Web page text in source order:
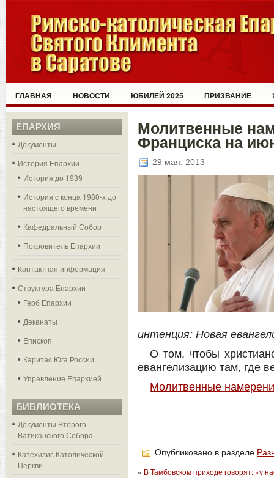
ГЛАВНАЯ НОВОСТИ ЮБИЛЕЙ 2025 ПРИЗВАНИЕ
ЕПАРХИЯ
Документы
История Епархии
История до 1939
История с конца 1980-х до
настоящего времени
Кафедральный Собор
Покровитель Епархии
Контактная информация
Структура Епархии
Герб Епархии
Деканаты
Епископ
Каритас Юга России
Управление Епархией
БИБЛИОТЕКА
Документы Второго
Ватиканского Собора
Катехизис Католической
Церкви
Молитвенные
Франциска на
29 мая, 2013
интенция: Новая
О том, чтобы
евангелизацию там, где
Молитвенные
Опубликовано в разделе
« В Тамбовском приходе говорят: «у